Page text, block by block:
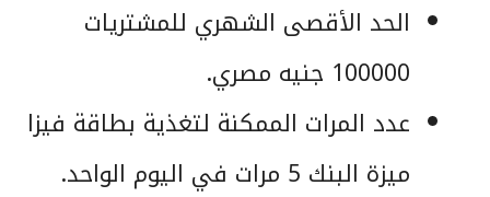
الحد الأقصى الشهري للمشتريات
100000 جنيه مصري.
عدد المرات الممكنة لتغذية بطاقة فيزا
ميزة البنك 5 مرات في اليوم الواحد.